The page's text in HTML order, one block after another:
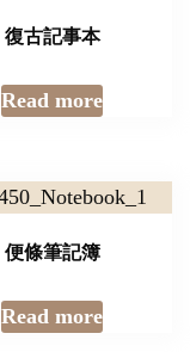
復古記事本
Read more
便條筆記簿
Read more